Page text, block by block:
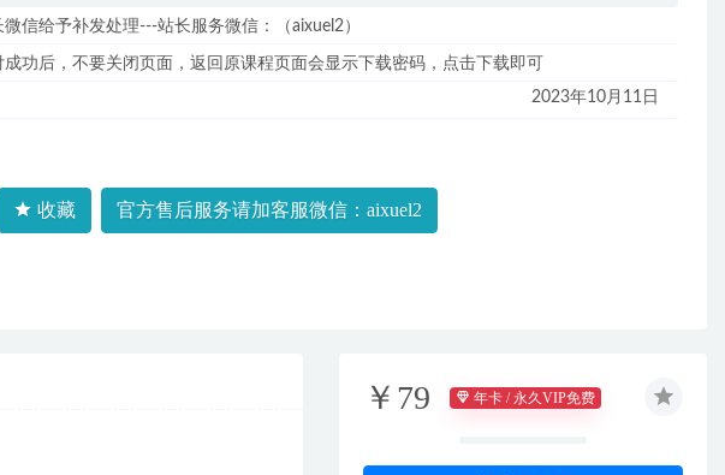
信给予补发处理---站长服务微信：（aixuel2）
功后，不要关闭页面，返回原课程页面会显示下载密码，点击下载即可
2023年10月11日
收藏 官方售后服务请加客服微信：aixuel2
￥79 年卡 / 永久VIP免费
27
全年班（暑假班+秋季班+寒假班